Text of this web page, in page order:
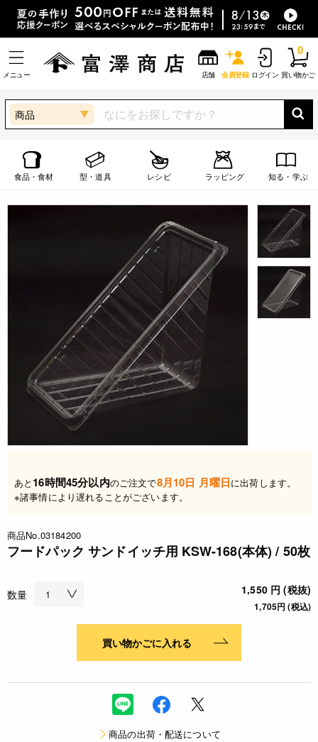
メニュー 店舗 会員登録 ログイン 買い物かご
0
商品
食品・食材 型・道具 レシピ ラッピング 知る・学ぶ
あと 16時間45分以内のご注文で8月10日 月曜日に出荷します。
※諸事情により遅れることがございます。
商品No.03184200
フードパック サンドイッチ用 KSW-168(本体) / 50枚
数量 1,550 円 (税抜)
1,705円 (税込)
買い物かごに入れる
商品の出荷・配送について